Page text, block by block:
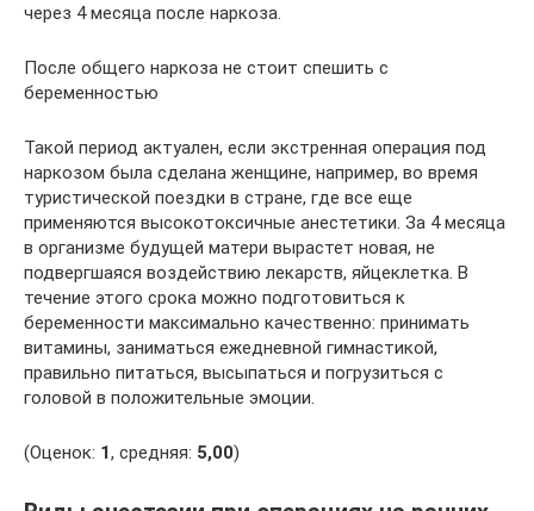
через 4 месяца после наркоза.
После общего наркоза не стоит спешить с
беременностью
Такой период актуален, если экстренная операция под
наркозом была сделана женщине, например, во время
туристической поездки в стране, где все еще
применяются высокотоксичные анестетики. За 4 месяца
в организме будущей матери вырастет новая, не
подвергшаяся воздействию лекарств, яйцеклетка. В
течение этого срока можно подготовиться к
беременности максимально качественно: принимать
витамины, заниматься ежедневной гимнастикой,
правильно питаться, высыпаться и погрузиться с
головой в положительные эмоции.
(Оценок: 1, средняя: 5,00)